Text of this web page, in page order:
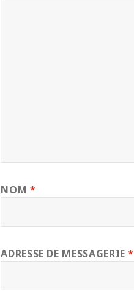
NOM *
ADRESSE DE MESSAGERIE*